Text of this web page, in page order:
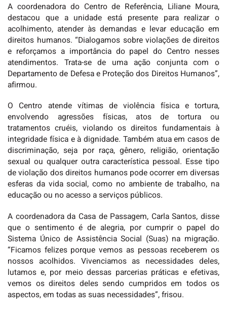
A coordenadora do Centro de Referência, Liliane Moura,
destacou que a unidade está presente para realizar o
acolhimento, atender às demandas e levar educação em
direitos humanos. “Dialogamos sobre violações de direitos
e reforçamos a importância do papel do Centro nesses
atendimentos. Trata-se de uma ação conjunta com o
Departamento de Defesa e Proteção dos Direitos Humanos”,
afirmou.
O Centro atende vítimas de violência física e tortura,
envolvendo agressões físicas, atos de tortura ou
tratamentos cruéis, violando os direitos fundamentais à
integridade física e à dignidade. Também atua em casos de
discriminação, seja por raça, gênero, religião, orientação
sexual ou qualquer outra característica pessoal. Esse tipo
de violação dos direitos humanos pode ocorrer em diversas
esferas da vida social, como no ambiente de trabalho, na
educação ou no acesso a serviços públicos.
A coordenadora da Casa de Passagem, Carla Santos, disse
que o sentimento é de alegria, por cumprir o papel do
Sistema Único de Assistência Social (Suas) na migração.
“Ficamos felizes porque vemos as pessoas receberem os
nossos acolhidos. Vivenciamos as necessidades deles,
lutamos e, por meio dessas parcerias práticas e efetivas,
vemos os direitos deles sendo cumpridos em todos os
aspectos, em todas as suas necessidades”, frisou.